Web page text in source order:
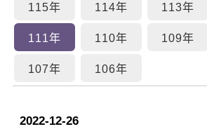
115年 114年 113年
111年 110年 109年
107年 106年
2022-12-26